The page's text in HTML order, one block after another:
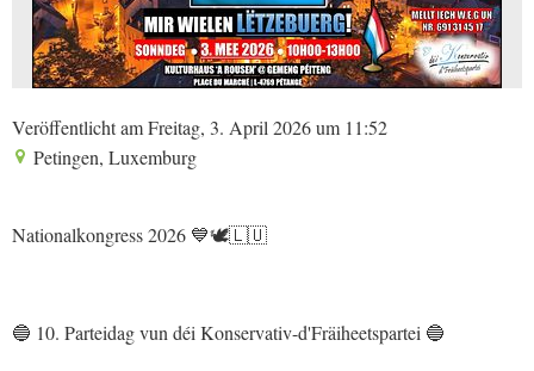
Veröffentlicht am Freitag, 3. April 2026 um 11:52
Petingen, Luxemburg
Nationalkongress 2026 💙🕊🇱🇺
🔵 10. Parteidag vun déi Konservativ-d'Fräiheetspartei 🔵